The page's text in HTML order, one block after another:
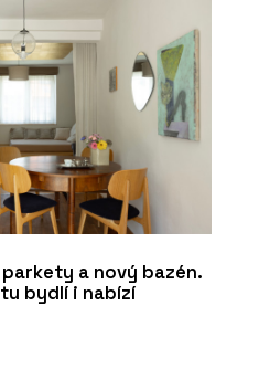
a nový bazén.
bydlí i nabízí